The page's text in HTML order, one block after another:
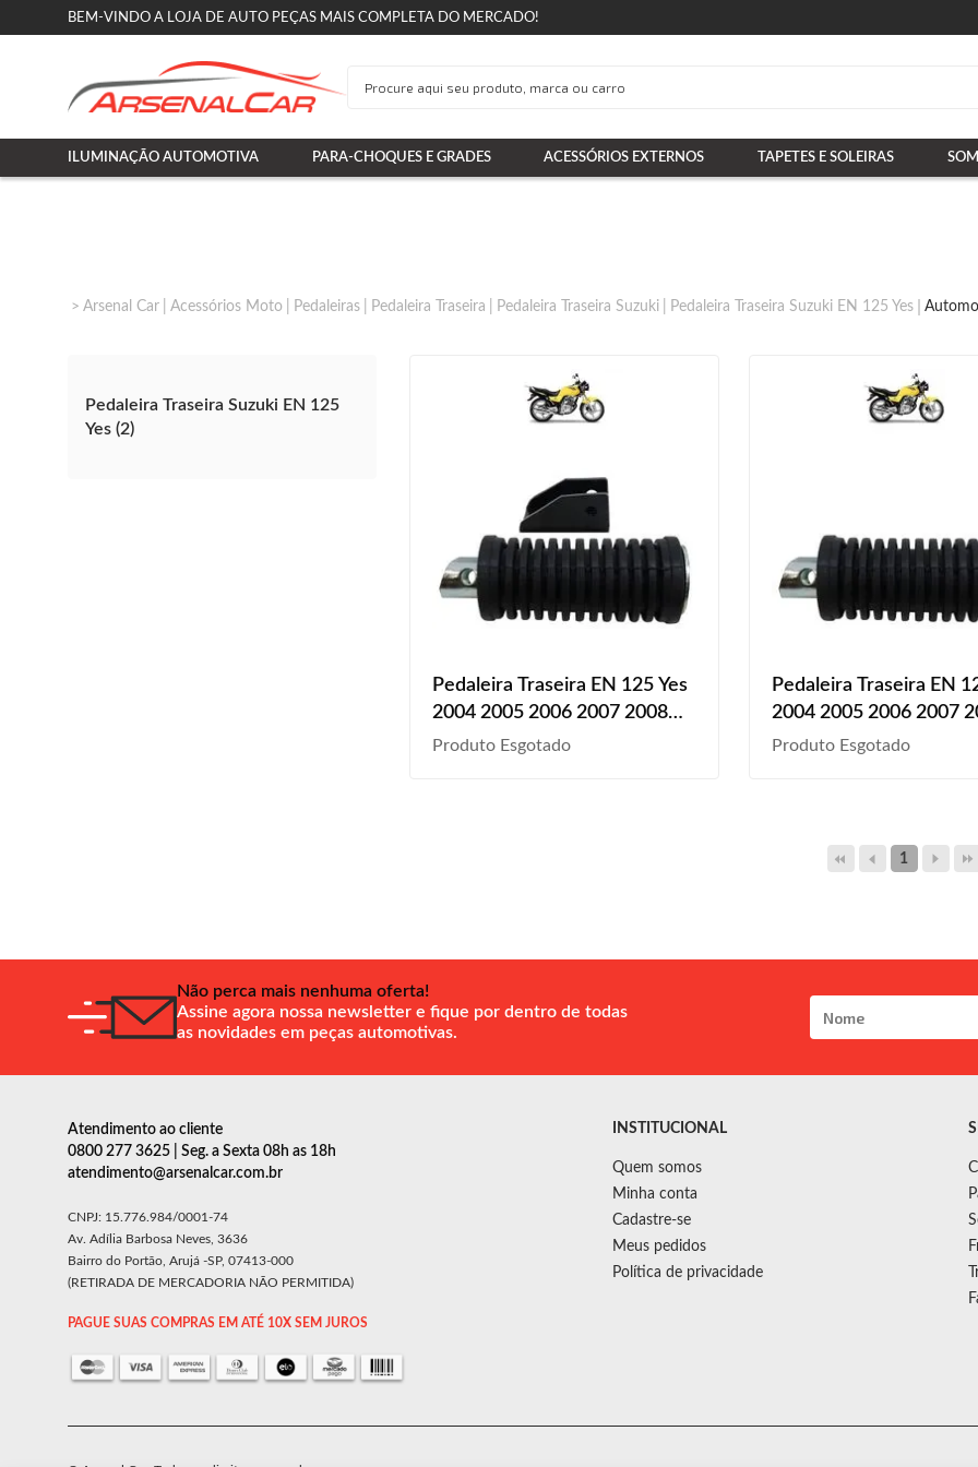
BEM-VINDO A LOJA DE AUTO PEÇAS MAIS COMPLETA DO MERCADO!
ILUMINAÇÃO AUTOMOTIVA PARA-CHOQUES E GRADES ACESSÓRIOS EXTERNOS TAPETES E SOLEIRAS
Arsenal Car Acessórios Moto Pedaleiras Pedaleira Traseira Pedaleira Traseira Suzuki Pedaleira Traseira Suzuki EN 125 Yes
Pedaleira Traseira Suzuki EN 125
Yes (2)
Pedaleira Traseira EN 125 Yes
2004 2005 2006 2007 2008
2009 2010 2011 2012 2013 A
Produto Esgotado
Pedaleira Traseira EN
2004 2005 2006 2007
2009 2010 2011 2012
Produto Esgotado
1
Não perca mais nenhuma oferta!
Assine agora nossa newsletter e fique por dentro de todas
as novidades em peças automotivas.
Atendimento ao cliente
0800 277 3625 | Seg. a Sexta 08h as 18h
atendimento@arsenalcar.com.br
CNPJ: 15.776.984/0001-74
Av. Adília Barbosa Neves, 3636
Bairro do Portão, Arujá -SP, 07413-000
(RETIRADA DE MERCADORIA NÃO PERMITIDA)
PAGUE SUAS COMPRAS EM ATÉ 10X SEM JUROS
INSTITUCIONAL
Quem somos
Minha conta
Cadastre-se
Meus pedidos
Política de privacidade